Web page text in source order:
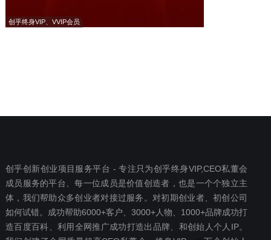
创乎终身VIP、VVIP会员
创乎创新创业项目服务平台 - 专注只为创乎终身VIP,CEO私董会
成员服务的平台、每一位成员是价值创造者，也是一个个独立主
体，我们帮助众多创业者对接过服务。对初期创业者、初创公司
如何试错。成功帮助6000+客户、3000+人物、1000+品牌成功打
造百度百科、利用全网推广成功打造出品牌、和创始人个人IP。